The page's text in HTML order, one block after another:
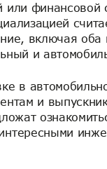
или финансовой
включая
и
в
и